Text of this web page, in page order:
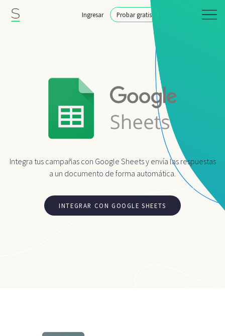
Ingresar Probar gratis
Integra tus campañas con Google Sheets y envía las respuestas
a un documento de forma automática.
INTEGRAR CON GOOGLE SHEETS